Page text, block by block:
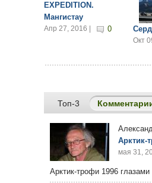
EXPEDITION.
Мангистау
Апр 27, 2016 | 0
Окт
Топ-3
Арктик-
мая 31,
Арктик-трофи 1996 глазами